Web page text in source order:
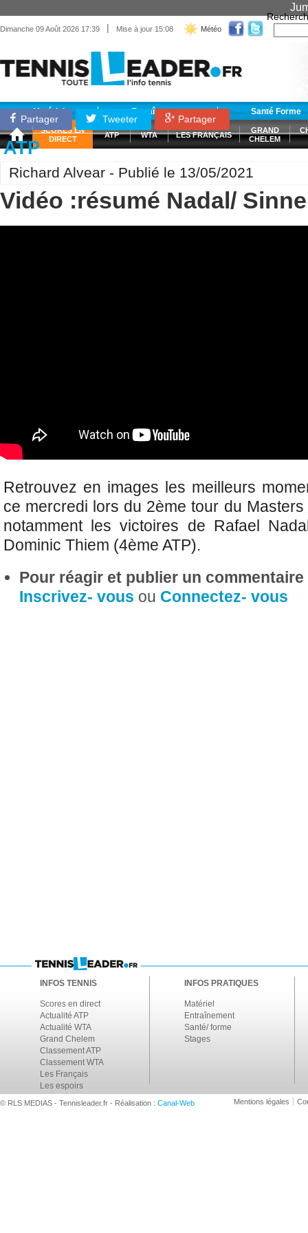
Dimanche 09 Août 2026 17:39 | Mise à jour 15:08 Météo
Matériel Entraînement Santé Forme
SCORES EN
DIRECT
ATP WTA LES FRANÇAIS
GRAND
CHELEM
Partager Tweeter Partager
ATP
Richard Alvear - Publié le 13/05/2021
Vidéo :résumé Nadal/
Retrouvez en images les meilleurs
ce mercredi lors du 2ème tour du
notamment les victoires de Rafael
Dominic Thiem (4ème ATP).
Pour réagir et publier un
Inscrivez- vous ou Connectez- vous
INFOS TENNIS
Scores en direct
Actualité ATP
Actualité WTA
Grand Chelem
Classement ATP
Classement WTA
Les Français
Les espoirs
INFOS PRATIQUES
Matériel
Entraînement
Santé/ forme
Stages
© RLS MEDIAS - Tennisleader.fr - Réalisation : Canal-Web Mentions légales